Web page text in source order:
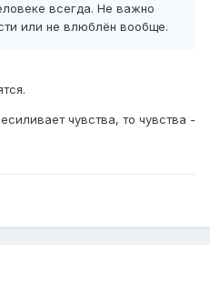
всегда. Не важно
или не влюблён вообще.
чувства, то чувства -